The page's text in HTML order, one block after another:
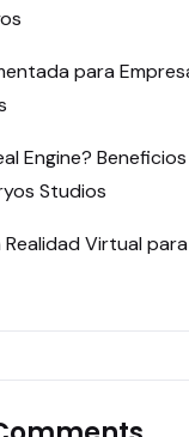
para
Engine?
Studios
Realidad Virtual